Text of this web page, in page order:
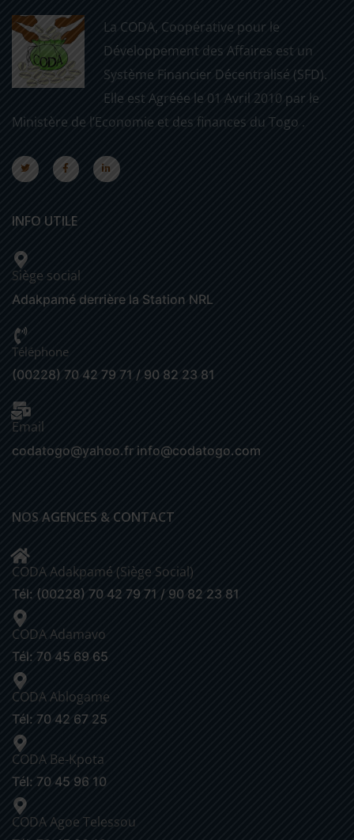
La CODA, Coopérative pour le
Développement des Affaires est un
Système Financier Décentralisé (SFD).
Elle est Agréée le 01 Avril 2010 par le
Ministère de l’Economie et des finances du Togo .
INFO UTILE
Siège social
Adakpamé derrière la Station NRL
Téléphone
(00228) 70 42 79 71 / 90 82 23 81
Email
codatogo@yahoo.fr info@codatogo.com
NOS AGENCES & CONTACT
CODA Adakpamé (Siège Social)
Tél: (00228) 70 42 79 71 / 90 82 23 81
CODA Adamavo
Tél: 70 45 69 65
CODA Ablogame
Tél: 70 42 67 25
CODA Be-Kpota
Tél: 70 45 96 10
CODA Agoe Telessou